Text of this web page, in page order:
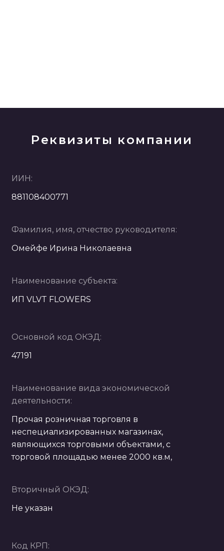
Реквизиты компании
ИИН:
881108400771
Фамилия, имя, отчество руководителя:
Омейфе Ирина Николаевна
Наименование субъекта:
ИП VLVT FLOWERS
Основной код ОКЭД:
47191
Наименование вида экономической
деятельности:
Прочая розничная торговля в
неспециализированных магазинах,
являющихся торговыми объектами, с
торговой площадью менее 2000 кв.м,
Вторичный ОКЭД:
Не указан
Код КРП: